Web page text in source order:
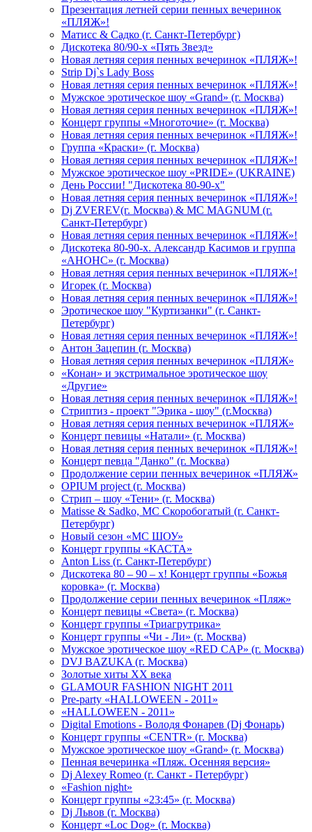
Презентация летней серии пенных вечеринок
«ПЛЯЖ»!
Матисс & Садко (г. Санкт-Петербург)
Дискотека 80/90-х «Пять Звезд»
Новая летняя серия пенных вечеринок «ПЛЯЖ»!
Strip Dj`s Lady Boss
Новая летняя серия пенных вечеринок «ПЛЯЖ»!
Мужское эротическое шоу «Grand» (г. Москва)
Новая летняя серия пенных вечеринок «ПЛЯЖ»!
Концерт группы «Многоточие» (г. Москва)
Новая летняя серия пенных вечеринок «ПЛЯЖ»!
Группа «Краски» (г. Москва)
Новая летняя серия пенных вечеринок «ПЛЯЖ»!
Мужское эротическое шоу «PRIDE» (UKRAINE)
День России! "Дискотека 80-90-х"
Новая летняя серия пенных вечеринок «ПЛЯЖ»!
Dj ZVEREV(г. Москва) & MC MAGNUM (г.
Санкт-Петербург)
Новая летняя серия пенных вечеринок «ПЛЯЖ»!
Дискотека 80-90-х. Александр Касимов и группа
«АНОНС» (г. Москва)
Новая летняя серия пенных вечеринок «ПЛЯЖ»!
Игорек (г. Москва)
Новая летняя серия пенных вечеринок «ПЛЯЖ»!
Эротическое шоу "Куртизанки" (г. Санкт-
Петербург)
Новая летняя серия пенных вечеринок «ПЛЯЖ»!
Антон Зацепин (г. Москва)
Новая летняя серия пенных вечеринок «ПЛЯЖ»
«Конан» и экстримальное эротическое шоу
«Другие»
Новая летняя серия пенных вечеринок «ПЛЯЖ»!
Стриптиз - проект "Эрика - шоу" (г.Москва)
Новая летняя серия пенных вечеринок «ПЛЯЖ»
Концерт певицы «Натали» (г. Москва)
Новая летняя серия пенных вечеринок «ПЛЯЖ»!
Концерт певца "Данко" (г. Москва)
Продолжение серии пенных вечеринок «ПЛЯЖ»
OPIUM project (г. Москва)
Стрип – шоу «Тени» (г. Москва)
Matissе & Sadko, MC Скоробогатый (г. Санкт-
Петербург)
Новый сезон «МС ШОУ»
Концерт группы «КАСТА»
Anton Liss (г. Санкт-Петербург)
Дискотека 80 – 90 – х! Концерт группы «Божья
коровка» (г. Москва)
Продолжение серии пенных вечеринок «Пляж»
Концерт певицы «Света» (г. Москва)
Концерт группы «Триагрутрика»
Концерт группы «Чи - Ли» (г. Москва)
Мужское эротическое шоу «RED CAP» (г. Москва)
DVJ BAZUKA (г. Москва)
Золотые хиты XX века
GLAMOUR FASHION NIGHT 2011
Pre-party «HALLOWEEN - 2011»
«HALLOWEEN - 2011»
Digital Emotions - Володя Фонарев (Dj Фонарь)
Концерт группы «CENTR» (г. Москва)
Мужское эротическое шоу «Grand» (г. Москва)
Пенная вечеринка «Пляж. Осенняя версия»
Dj Alexey Romeo (г. Санкт - Петербург)
«Fashion night»
Концерт группы «23:45» (г. Москва)
Dj Львов (г. Москва)
Концерт «Loc Dog» (г. Москва)